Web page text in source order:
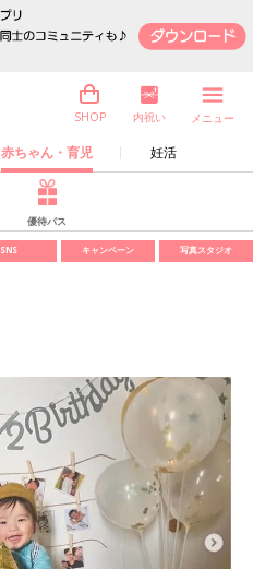
赤ちゃん・育児 妊活
SHOP 内祝い メニュー
優待パス
SNS キャンペーン 写真スタジオ